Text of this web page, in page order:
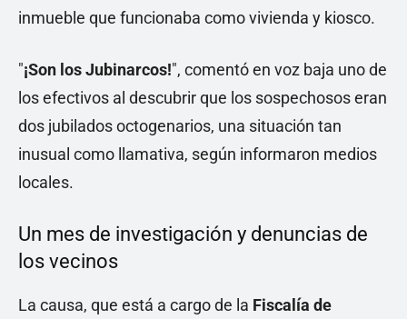
inmueble que funcionaba como vivienda y kiosco.
"¡Son los Jubinarcos!", comentó en voz baja uno de
los efectivos al descubrir que los sospechosos eran
dos jubilados octogenarios, una situación tan
inusual como llamativa, según informaron medios
locales.
Un mes de investigación y denuncias de
los vecinos
La causa, que está a cargo de la Fiscalía de